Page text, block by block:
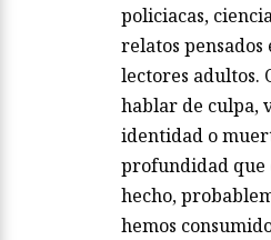
policiacas,
relatos
lectores adultos.
hablar de culpa,
identidad o
profundidad que
hecho,
hemos